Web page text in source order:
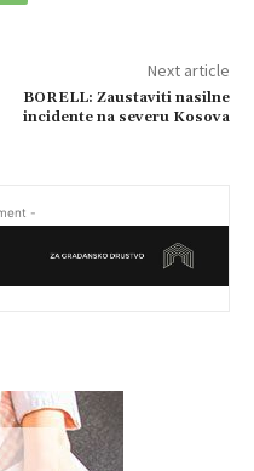
Next article
BORELL: Zaustaviti nasilne
incidente na severu Kosova
-